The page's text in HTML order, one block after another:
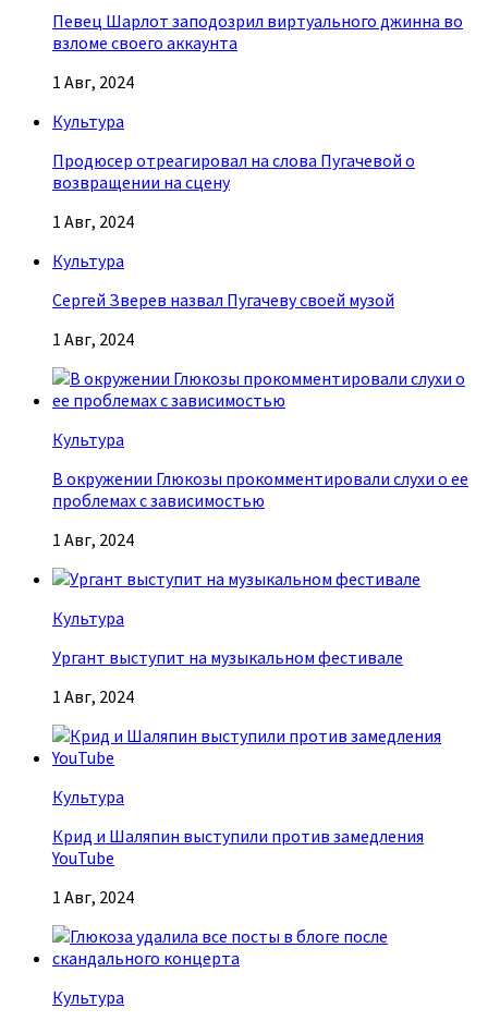
Певец Шарлот заподозрил виртуального джинна во
взломе своего аккаунта
1 Авг, 2024
Культура
Продюсер отреагировал на слова Пугачевой о
возвращении на сцену
1 Авг, 2024
Культура
Сергей Зверев назвал Пугачеву своей музой
1 Авг, 2024
Культура
В окружении Глюкозы прокомментировали слухи о ее
проблемах с зависимостью
1 Авг, 2024
Культура
Ургант выступит на музыкальном фестивале
1 Авг, 2024
Культура
Крид и Шаляпин выступили против замедления
YouTube
1 Авг, 2024
Культура